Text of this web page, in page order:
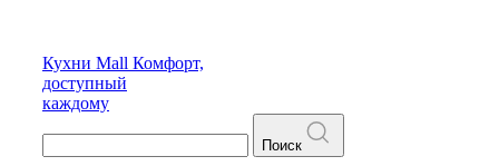
Кухни Mall Комфорт,
доступный
каждому
Поиск